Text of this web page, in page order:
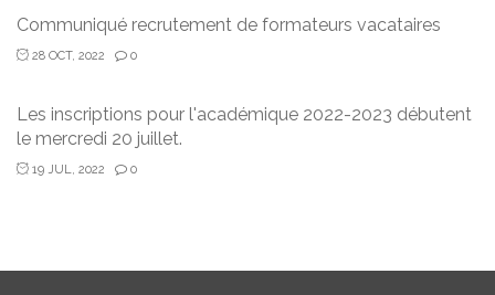
Communiqué recrutement de formateurs vacataires
28 OCT, 2022 0
Les inscriptions pour l'académique 2022-2023 débutent
le mercredi 20 juillet.
19 JUL, 2022 0